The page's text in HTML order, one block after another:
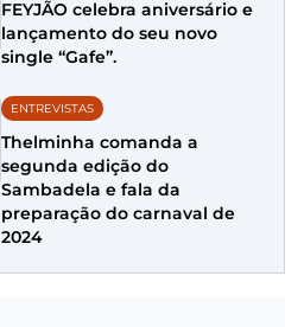
FEYJÃO celebra aniversário e
lançamento do seu novo
single “Gafe”.
ENTREVISTAS
Thelminha comanda a
segunda edição do
Sambadela e fala da
preparação do carnaval de
2024